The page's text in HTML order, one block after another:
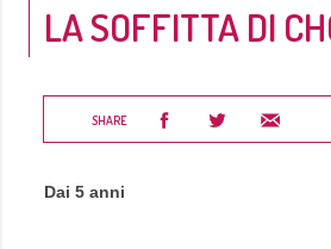
LA SOFFITTA DI
SHARE
Dai 5 anni